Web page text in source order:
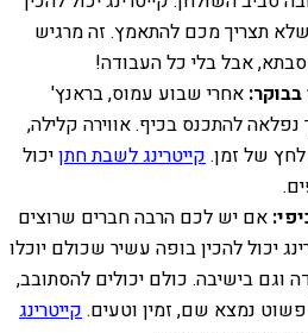
תצריך מכם להתאמץ. זה מרגיש
אבל בלי כל העבודה!
אחרי שבוע עמוס, בראנץ'
להתכנס בכיף. אווירה קלילה,
לחץ של זמן.קייטרינג לשבת חתןיכול
אם יש לכם הרבה חברים שרוצים
יכול להכין בופה עשיר שכולם יוכלו
וגם בישיבה. כולם יכולים להסתובב,
נמצא שם, זמין וטעים.קייטרינג